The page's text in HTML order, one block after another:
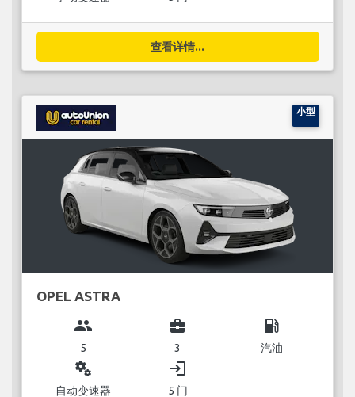
查看详情...
小型
OPEL ASTRA
group
5
business_center
3
local_gas_station
汽油
miscellaneous_services
自动变速器
login
5 门